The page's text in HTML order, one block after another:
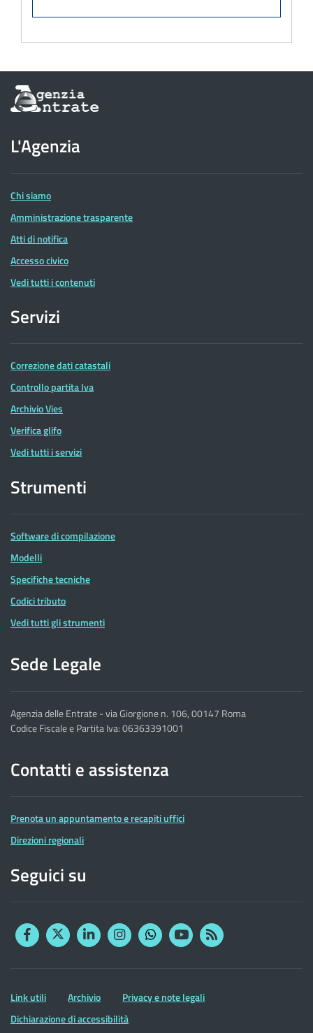
Informazioni
sul
dell'Agenzia
delle
Entrate
L'Agenzia
Chi siamo
Amministrazione trasparente
Atti di notifica
Accesso civico
Vedi tutti i contenuti
Servizi
Correzione dati catastali
Controllo partita Iva
Archivio Vies
Verifica glifo
Vedi tutti i servizi
Strumenti
Software di compilazione
Modelli
Specifiche tecniche
Codici tributo
Vedi tutti gli strumenti
Sede Legale
Agenzia delle Entrate - via Giorgione n. 106, 00147 Roma
Codice Fiscale e Partita Iva: 06363391001
Contatti e assistenza
Prenota un appuntamento e recapiti uffici
Direzioni regionali
Seguici su
FacebookTwitterLinkedinInstagram
YouTubeRSS
Altre
informazioni
Link utili Archivio
Privacy e note legali
Dichiarazione di accessibilità